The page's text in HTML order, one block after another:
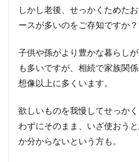
しかし老後、せっかくためた
ースが多いのをご存知ですか？
子供や孫がより豊かな暮らし
も多いですが、相続で家族関
想像以上に多くいます。
欲しいものを我慢してせっか
わずにそのまま、いざ使おう
か分からないという方も。